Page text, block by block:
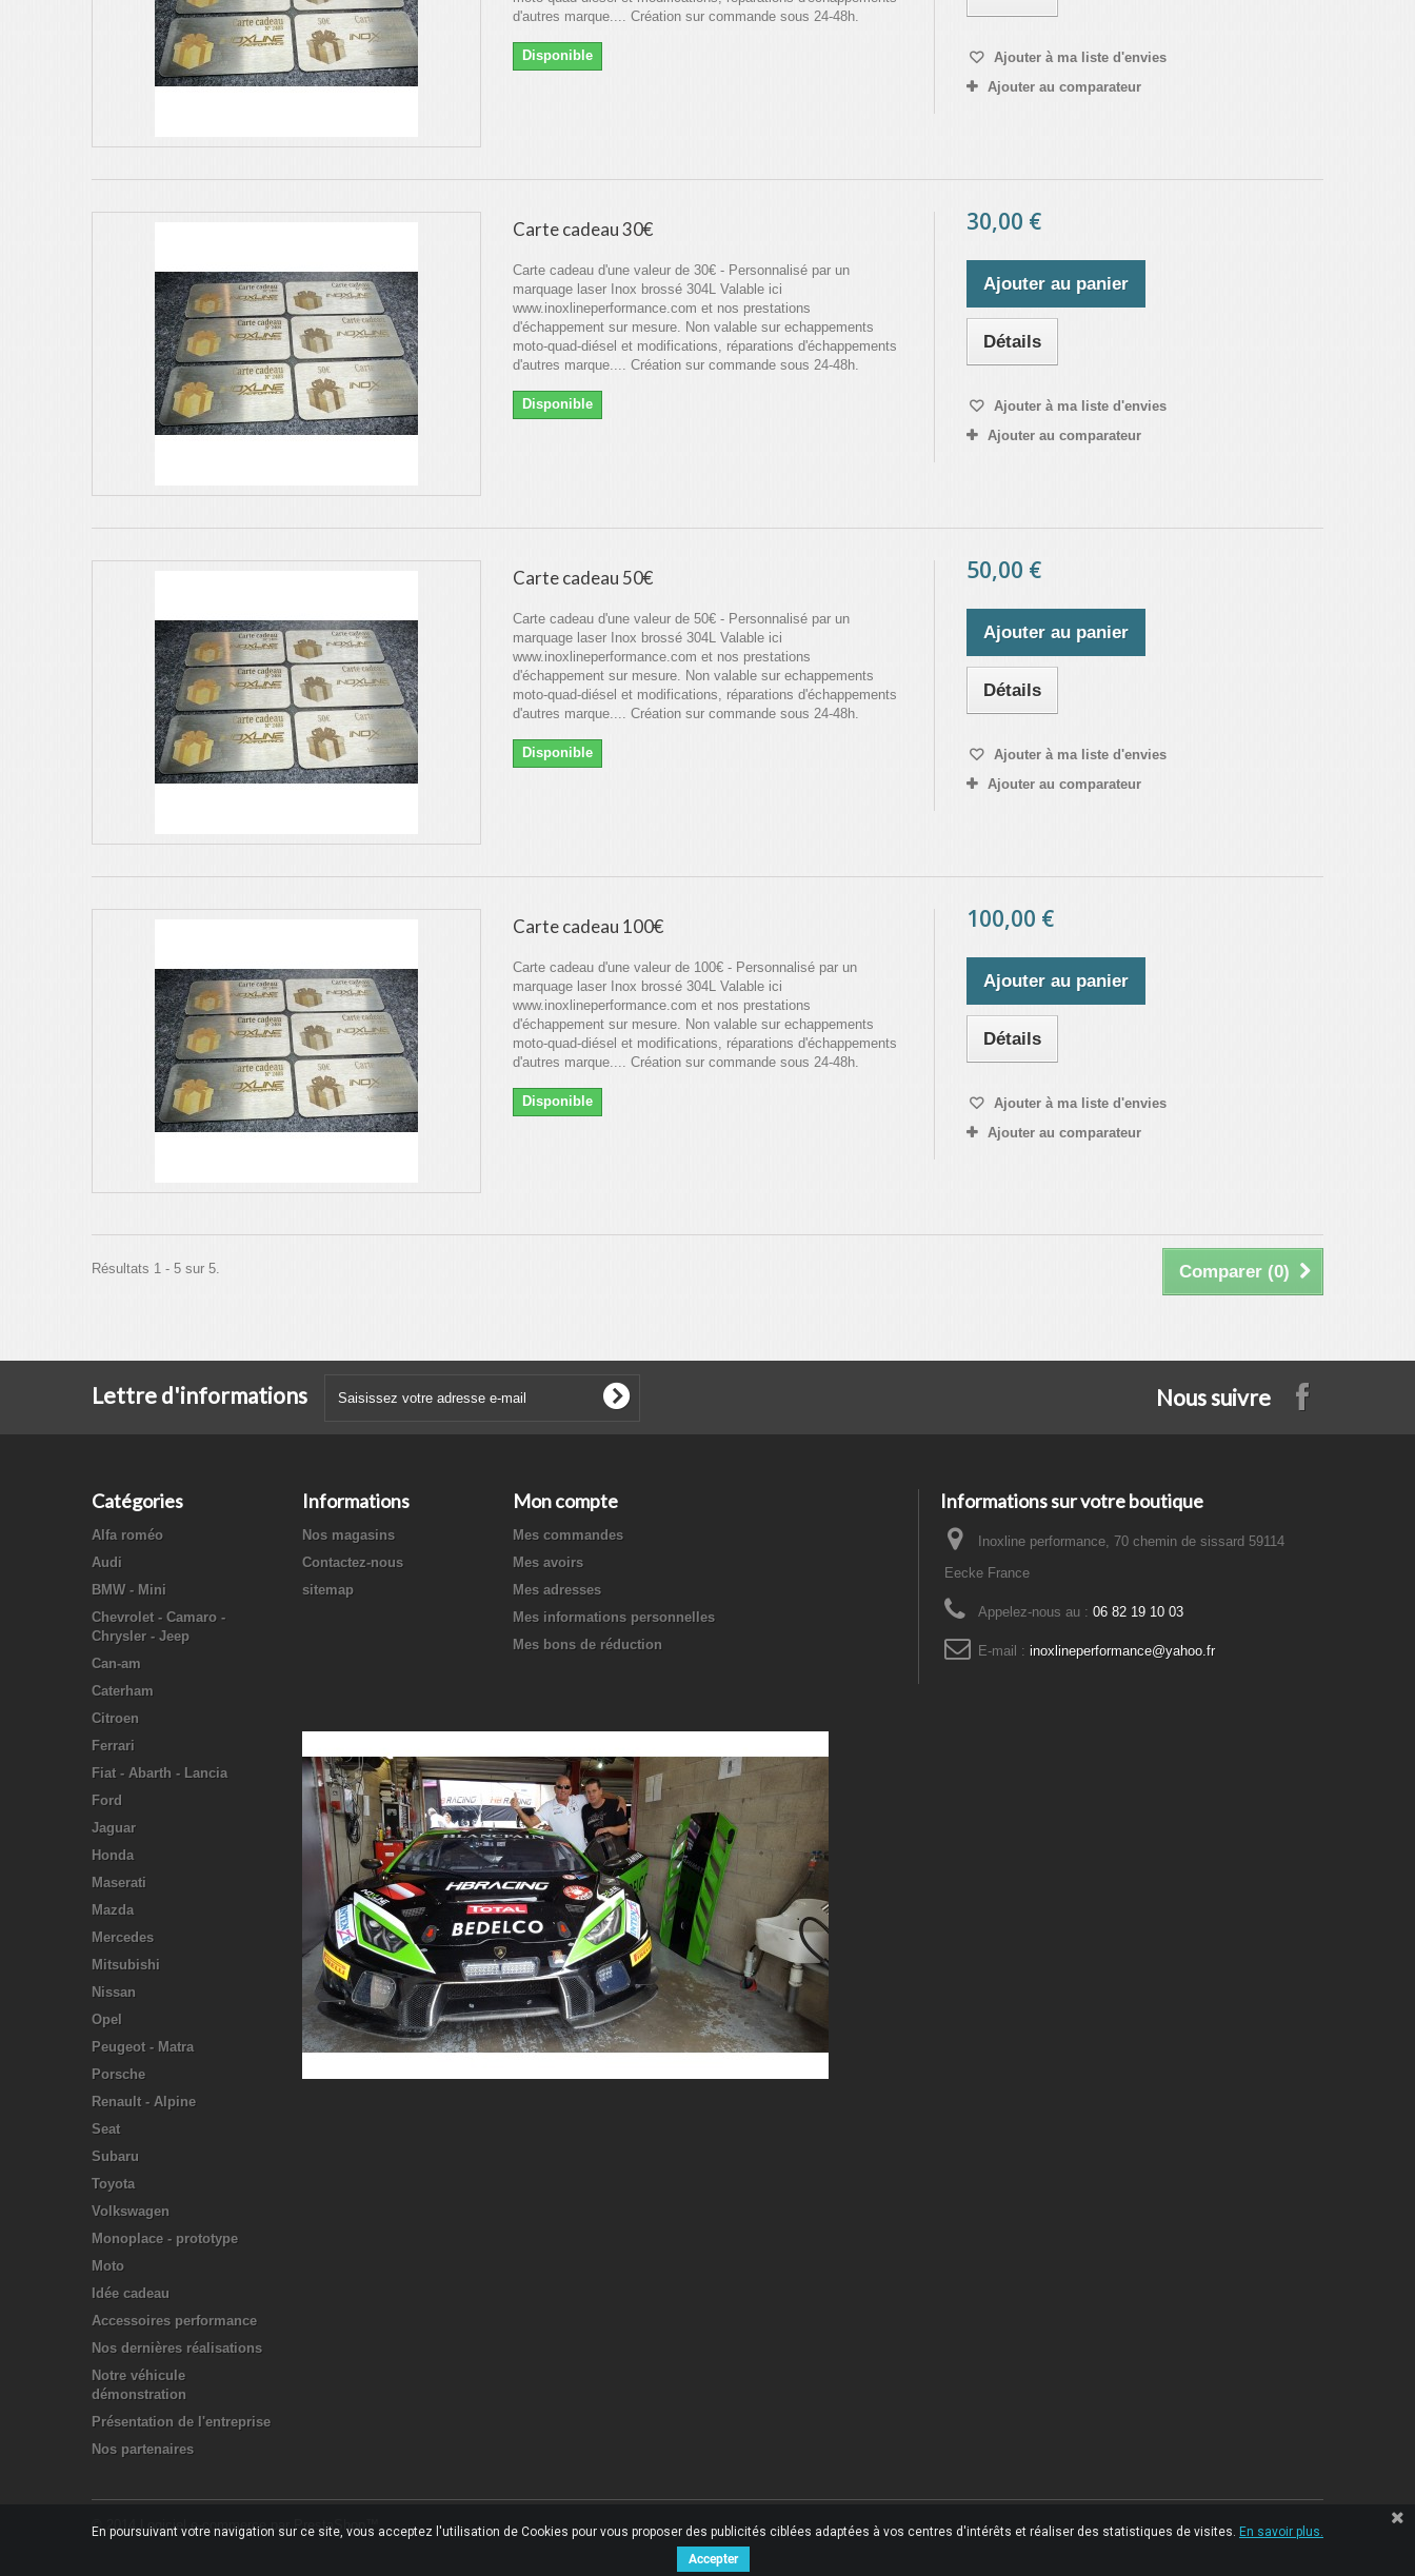
d'autres marque.... Création sur commande sous 24-48h.
Disponible
Ajouter à ma liste d'envies
Ajouter au comparateur
Carte cadeau 30€
Carte cadeau d'une valeur de 30€ - Personnalisé par un
marquage laser Inox brossé 304L Valable ici
www.inoxlineperformance.com et nos prestations
d'échappement sur mesure. Non valable sur echappements
moto-quad-diésel et modifications, réparations d'échappements
d'autres marque.... Création sur commande sous 24-48h.
Disponible
30,00 €
Ajouter au panier
Détails
Ajouter à ma liste d'envies
Ajouter au comparateur
Carte cadeau 50€
Carte cadeau d'une valeur de 50€ - Personnalisé par un
marquage laser Inox brossé 304L Valable ici
www.inoxlineperformance.com et nos prestations
d'échappement sur mesure. Non valable sur echappements
moto-quad-diésel et modifications, réparations d'échappements
d'autres marque.... Création sur commande sous 24-48h.
Disponible
50,00 €
Ajouter au panier
Détails
Ajouter à ma liste d'envies
Ajouter au comparateur
Carte cadeau 100€
Carte cadeau d'une valeur de 100€ - Personnalisé par un
marquage laser Inox brossé 304L Valable ici
www.inoxlineperformance.com et nos prestations
d'échappement sur mesure. Non valable sur echappements
moto-quad-diésel et modifications, réparations d'échappements
d'autres marque.... Création sur commande sous 24-48h.
Disponible
100,00 €
Ajouter au panier
Détails
Ajouter à ma liste d'envies
Ajouter au comparateur
Comparer (0)
Résultats 1 - 5 sur 5.
Lettre d'informations Nous suivre
Catégories
Alfa roméo
Audi
BMW - Mini
Chevrolet - Camaro -
Chrysler - Jeep
Can-am
Caterham
Citroen
Ferrari
Fiat - Abarth - Lancia
Ford
Jaguar
Honda
Maserati
Mazda
Mercedes
Mitsubishi
Nissan
Opel
Peugeot - Matra
Porsche
Renault - Alpine
Seat
Subaru
Toyota
Volkswagen
Monoplace - prototype
Moto
Idée cadeau
Accessoires performance
Nos dernières réalisations
Notre véhicule
démonstration
Présentation de l'entreprise
Nos partenaires
Informations
Nos magasins
Contactez-nous
sitemap
© 2014Logiciel e-commerce par PrestaShop™
Mon compte
Mes commandes
Mes avoirs
Mes adresses
Mes informations personnelles
Mes bons de réduction
Informations sur votre boutique
Inoxline performance, 70 chemin de sissard 59114
Eecke France
Appelez-nous au : 06 82 19 10 03
E-mail : inoxlineperformance@yahoo.fr
En poursuivant votre navigation sur ce site, vous acceptez l'utilisation de Cookies pour vous proposer des publicités ciblées adaptées à vos centres d'intérêts et réaliser des statistiques de visites. En savoir plus.
Accepter